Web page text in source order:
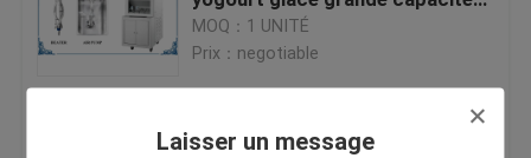
Laisser un message
machine commerciale de crème glacée
Machine congelée de neige fondue de boissons
ETL Etats-Unis standard
MOQ：1 UNITÉ
Prix：negotiable